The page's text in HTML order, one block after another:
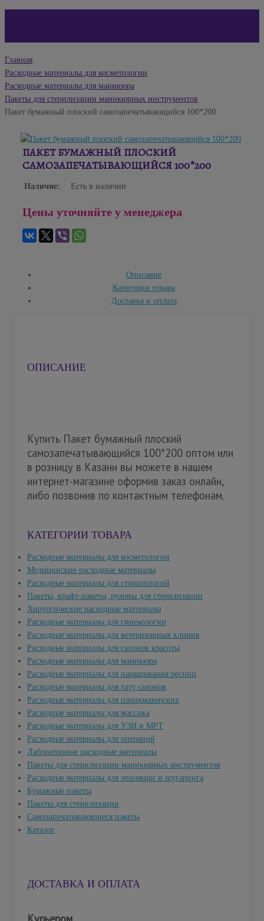
Главная
Расходные материалы для косметологии
Расходные материалы для маникюра
Пакеты для стерилизации маникюрных инструментов
Пакет бумажный плоский самозапечатывающийся 100*200
ПАКЕТ БУМАЖНЫЙ ПЛОСКИЙ
САМОЗАПЕЧАТЫВАЮЩИЙСЯ 100*200
Наличие: Есть в наличии
Цены уточняйте у менеджера
Описание
Категории товара
Доставка и оплата
ОПИСАНИЕ
Купить Пакет бумажный плоский
самозапечатывающийся 100*200 оптом или
в розницу в Казани вы можете в нашем
интернет-магазине оформив заказ онлайн,
либо позвонив по контактным телефонам.
КАТЕГОРИИ ТОВАРА
Расходные материалы для косметологии
Медицинские расходные материалы
Расходные материалы для стоматологий
Пакеты, крафт-пакеты, рулоны для стерилизации
Хирургические расходные материалы
Расходные материалы для гинекологии
Расходные материалы для ветеринарных клиник
Расходные материалы для салонов красоты
Расходные материалы для маникюра
Расходные материалы для наращивания ресниц
Расходные материалы для тату салонов
Расходные материалы для парикмахерских
Расходные материалы для массажа
Расходные материалы для УЗИ и МРТ
Расходные материалы для операций
Лабораторные расходные материалы
Пакеты для стерилизации маникюрных инструментов
Расходные материалы для эпиляции и шугаринга
Бумажные пакеты
Пакеты для стерилизации
Самозапечатывающиеся пакеты
Каталог
ДОСТАВКА И ОПЛАТА